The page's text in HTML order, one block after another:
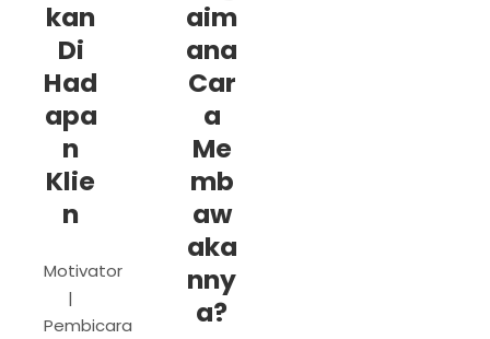
kan
Di
Had
apa
n
Klie
n
Motivator
|
Pembicara
aim
ana
Car
a
Me
mb
aw
aka
nny
a?